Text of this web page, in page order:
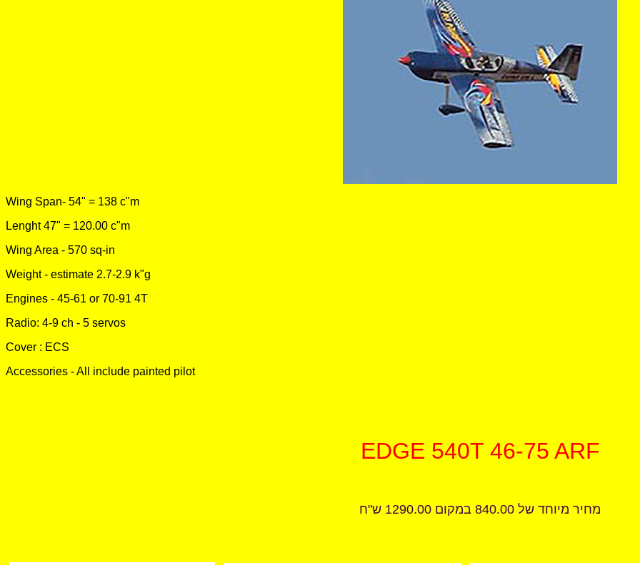
Wing Span- 54" = 138 c"m
Lenght 47" = 120.00 c"m
Wing Area - 570 sq-in
Weight - estimate 2.7-2.9 k"g
Engines - 45-61 or 70-91 4T
Radio: 4-9 ch - 5 servos
Cover : ECS
Accessories - All include painted pilot
EDGE 540T 46-75 ARF
מחיר מיוחד של 840.00 במקום 1290.00 ש"ח